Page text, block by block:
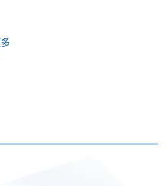
述支付方式之外，如就